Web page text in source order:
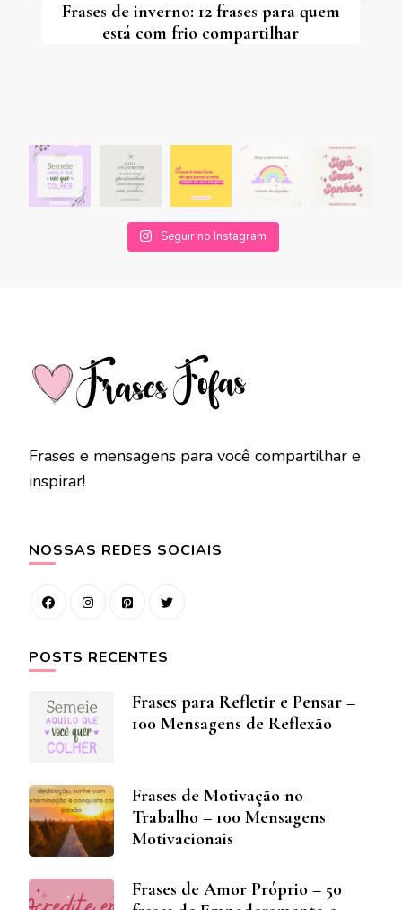
Frases de inverno: 12 frases para quem
está com frio compartilhar
Seguir no Instagram
Frases e mensagens para você compartilhar e
inspirar!
NOSSAS REDES SOCIAIS
POSTS RECENTES
Frases para Refletir e Pensar –
100 Mensagens de Reflexão
Frases de Motivação no
Trabalho – 100 Mensagens
Motivacionais
Frases de Amor Próprio – 50